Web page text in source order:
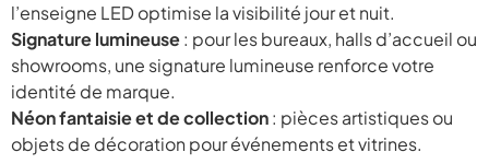
l’enseigne LED optimise la visibilité jour et nuit.
Signature lumineuse: pour les bureaux, halls d’accueil ou
showrooms, une signature lumineuse renforce votre
identité de marque.
Néon fantaisie et de collection: pièces artistiques ou
objets de décoration pour événements et vitrines.